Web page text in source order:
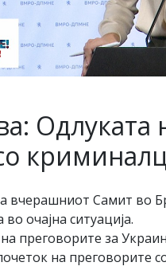
Одлуката
вчерашниот Самит во
очајна ситуација.
преговорите за
на преговорите